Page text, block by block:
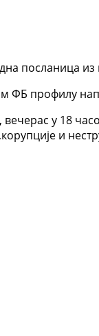
посланица
ФБ профилу
у 18
и